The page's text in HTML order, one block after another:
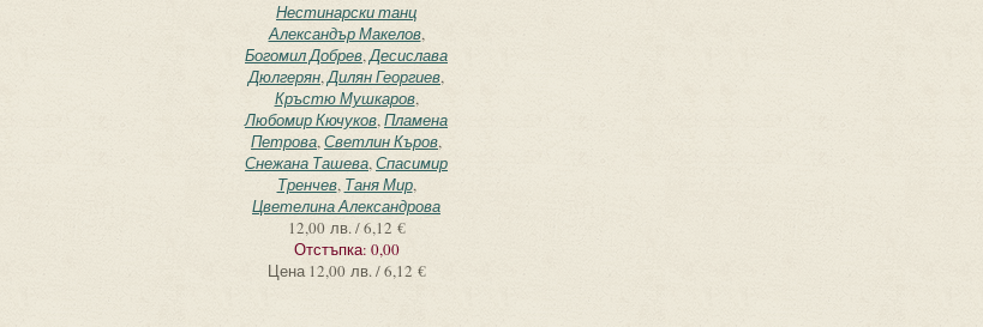
Нестинарски танц
Александър Макелов,
Богомил Добрев,Десислава
Дюлгерян,Дилян Георгиев,
Кръстю Мушкаров,
Любомир Кючуков,Пламена
Петрова,Светлин Къров,
Снежана Ташева,Спасимир
Тренчев, Таня Мир,
Цветелина Александрова
12,00 лв. / 6,12 €
Отстъпка: 0,00
Цена 12,00 лв. / 6,12 €